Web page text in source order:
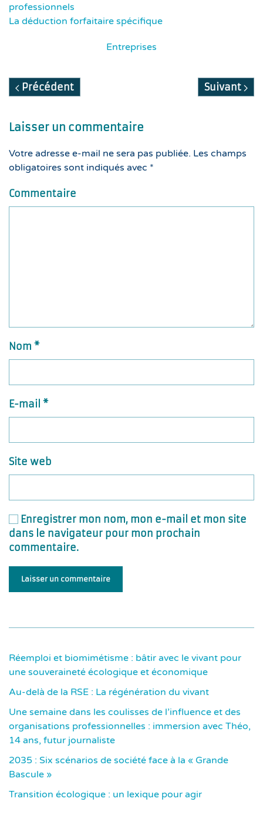
professionnels
La déduction forfaitaire spécifique
Entreprises
Précédent Suivant
Laisser un commentaire
Votre adresse e-mail ne sera pas publiée. Les champs
obligatoires sont indiqués avec *
Commentaire
Nom *
E-mail *
Site web
Enregistrer mon nom, mon e-mail et mon site
dans le navigateur pour mon prochain
commentaire.
Laisser un commentaire
Réemploi et biomimétisme : bâtir avec le vivant pour
une souveraineté écologique et économique
Au-delà de la RSE : La régénération du vivant
Une semaine dans les coulisses de l’influence et des
organisations professionnelles : immersion avec Théo,
14 ans, futur journaliste
2035 : Six scénarios de société face à la « Grande
Bascule »
Transition écologique : un lexique pour agir